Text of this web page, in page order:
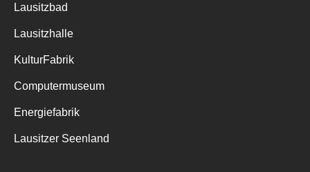
Lausitzbad
Lausitzhalle
KulturFabrik
Computermuseum
Energiefabrik
Lausitzer Seenland